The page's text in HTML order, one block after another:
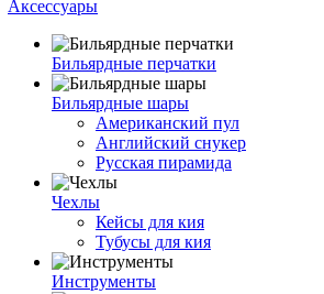
Аксессуары
Бильярдные перчатки
Бильярдные шары
Американский пул
Английский снукер
Русская пирамида
Чехлы
Кейсы для кия
Тубусы для кия
Инструменты